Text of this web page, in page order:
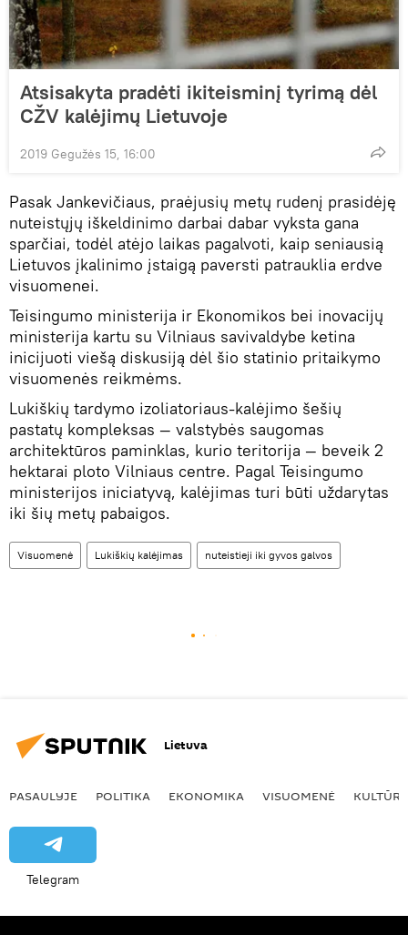
Atsisakyta pradėti ikiteisminį tyrimą dėl
CŽV kalėjimų Lietuvoje
2019 Gegužės 15, 16:00
Pasak Jankevičiaus, praėjusių metų rudenį prasidėję
nuteistųjų iškeldinimo darbai dabar vyksta gana
sparčiai, todėl atėjo laikas pagalvoti, kaip seniausią
Lietuvos įkalinimo įstaigą paversti patrauklia erdve
visuomenei.
Teisingumo ministerija ir Ekonomikos bei inovacijų
ministerija kartu su Vilniaus savivaldybe ketina
inicijuoti viešą diskusiją dėl šio statinio pritaikymo
visuomenės reikmėms.
Lukiškių tardymo izoliatoriaus-kalėjimo šešių
pastatų kompleksas — valstybės saugomas
architektūros paminklas, kurio teritorija — beveik 2
hektarai ploto Vilniaus centre. Pagal Teisingumo
ministerijos iniciatyvą, kalėjimas turi būti uždarytas
iki šių metų pabaigos.
Visuomenė Lukiškių kalėjimas nuteistieji iki gyvos galvos
Lietuva
PASAULYJE POLITIKA EKONOMIKA VISUOMENĖ KULTŪRA
Telegram